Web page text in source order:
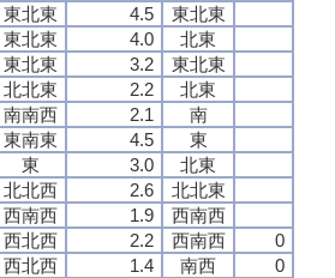
東北東 4.5
東北東
東北東 4.0
北東
東北東 3.2
東北東
北北東 2.2
北東
南南西 2.1
南
東南東 4.5
東
東 3.0
北東
北北西 2.6
北北東
西南西 1.9
西南西
西北西 2.2 西南西
0
西北西 1.4 南西
0